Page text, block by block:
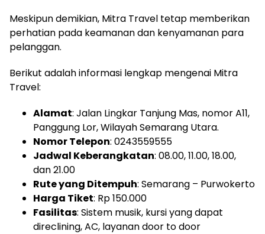
Meskipun demikian, Mitra Travel tetap memberikan
perhatian pada keamanan dan kenyamanan para
pelanggan.
Berikut adalah informasi lengkap mengenai Mitra
Travel:
Alamat: Jalan Lingkar Tanjung Mas, nomor A11,
Panggung Lor, Wilayah Semarang Utara.
Nomor Telepon: 0243559555
Jadwal Keberangkatan: 08.00, 11.00, 18.00,
dan 21.00
Rute yang Ditempuh: Semarang – Purwokerto
Harga Tiket: Rp 150.000
Fasilitas: Sistem musik, kursi yang dapat
direclining, AC, layanan door to door